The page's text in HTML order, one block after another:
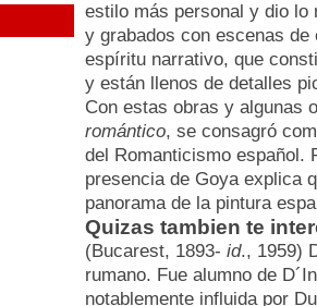
estilo más personal y dio
y grabados con escenas
espíritu narrativo, que
y están llenos de detalles
Con estas obras y algunas
romántico, se consagró
del Romanticismo español.
presencia de Goya explica
panorama de la pintura
Quizas tambien te
(Bucarest, 1893- id., 1959)
rumano. Fue alumno de
notablemente influida por